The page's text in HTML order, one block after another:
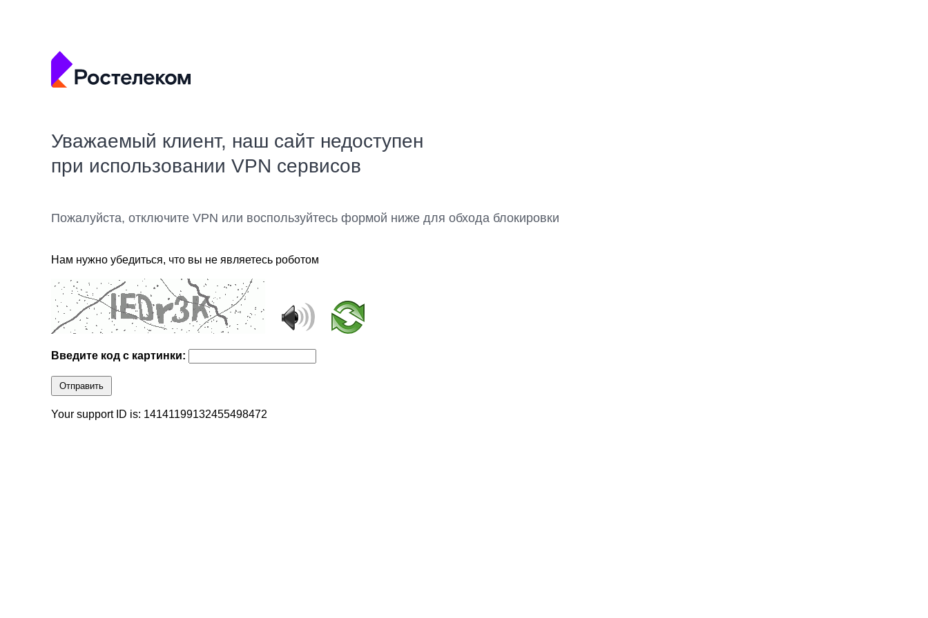
Уважаемый клиент, наш сайт недоступен
при использовании VPN сервисов
Пожалуйста, отключите VPN или воспользуйтесь формой ниже для обхода блокировки
Нам нужно убедиться, что вы не являетесь роботом
Введите код с картинки:
Отправить
Your support ID is: 14141199132455498472